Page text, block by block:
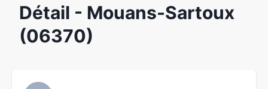
Détail - Mouans-Sartoux
(06370)